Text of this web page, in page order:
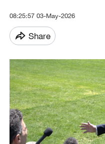
08:25:57 03-May-2026
Share